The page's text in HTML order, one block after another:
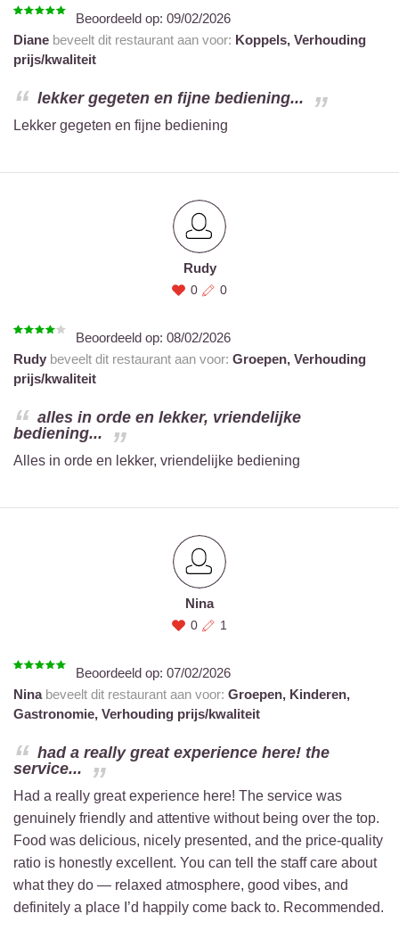
Beoordeeld op: 09/02/2026
Diane beveelt dit restaurant aan voor: Koppels, Verhouding
prijs/kwaliteit
lekker gegeten en fijne bediening...
Lekker gegeten en fijne bediening
Rudy
0 0
Beoordeeld op: 08/02/2026
Rudy beveelt dit restaurant aan voor: Groepen, Verhouding
prijs/kwaliteit
alles in orde en lekker, vriendelijke
bediening...
Alles in orde en lekker, vriendelijke bediening
Nina
0 1
Beoordeeld op: 07/02/2026
Ninabeveelt dit restaurant aan voor: Groepen, Kinderen,
Gastronomie, Verhouding prijs/kwaliteit
had a really great experience here! the
service...
Had a really great experience here! The service was
genuinely friendly and attentive without being over the top.
Food was delicious, nicely presented, and the price-quality
ratio is honestly excellent. You can tell the staff care about
what they do — relaxed atmosphere, good vibes, and
definitely a place I’d happily come back to. Recommended.